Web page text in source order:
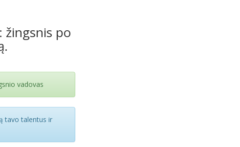
žingsnis po
vadovas
tavo talentus ir